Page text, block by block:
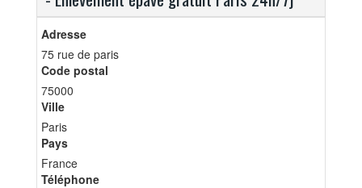
Adresse
75 rue de paris
Code postal
75000
Ville
Paris
Pays
France
Téléphone